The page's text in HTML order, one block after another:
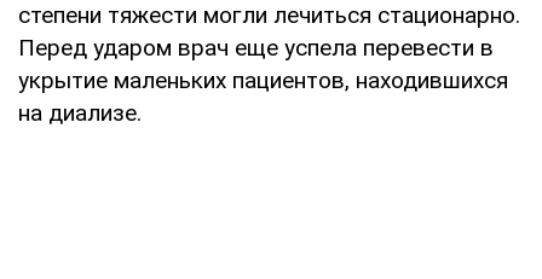
степени тяжести могли лечиться стационарно.
Перед ударом врач еще успела перевести в
укрытие маленьких пациентов, находившихся
на диализе.